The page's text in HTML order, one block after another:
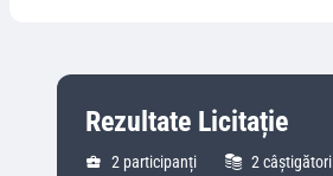
Rezultate Licitație
2 participanți 2 câștigători